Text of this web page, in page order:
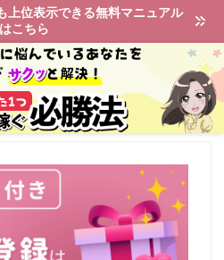
上位表示できる無料マニュアル
はこちら